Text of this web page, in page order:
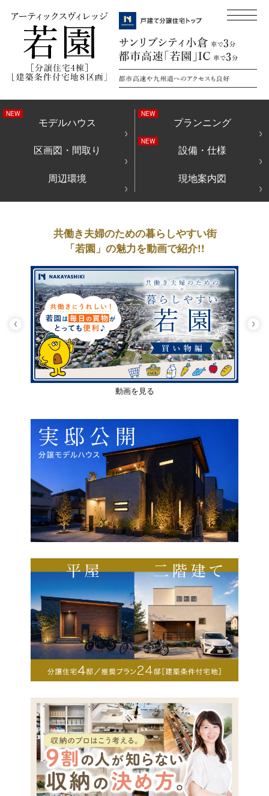
モデルハウス プランニング
区画図・間取り 設備・仕様
周辺環境 現地案内図
共働き夫婦のための暮らしやすい街
「若園」の魅力を動画で紹介!!
動画を見る